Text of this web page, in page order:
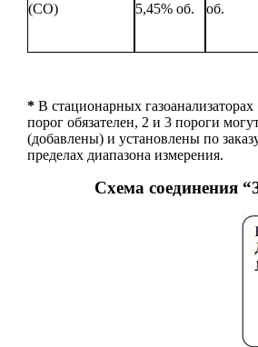
(СО)
5,45% об.
об.
*В стационарных
порог обязателен, 2 и 3 пороги
(добавлены) и установлены по
пределах диапазона измерения.
Схема соединения